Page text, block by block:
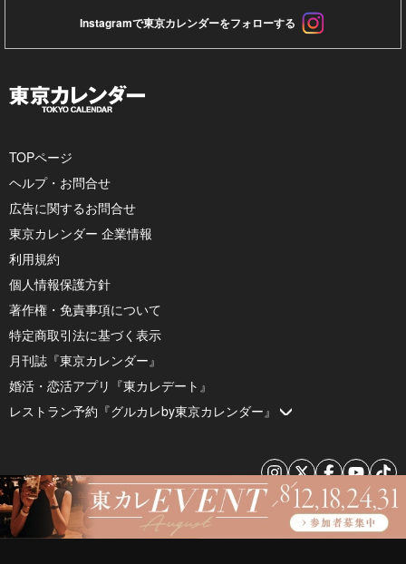
Instagramで東京カレンダーをフォローする
TOPページ
ヘルプ・お問合せ
広告に関するお問合せ
東京カレンダー 企業情報
利用規約
個人情報保護方針
著作権・免責事項について
特定商取引法に基づく表示
月刊誌『東京カレンダー』
婚活・恋活アプリ『東カレデート』
レストラン予約『グルカレby東京カレンダー』
© 2026 by Tokyo Calendar, Inc.